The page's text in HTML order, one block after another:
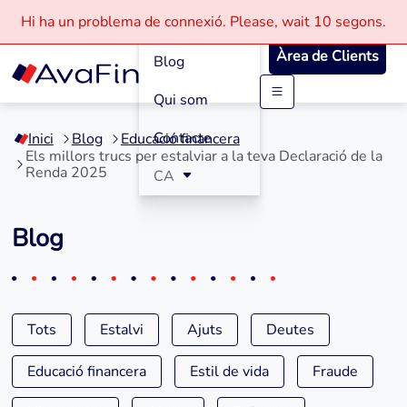
Saltar
contingut
Hi ha un problema de connexió. Please, wait 10 segons.
Blog
Qui som
Contacte
CA
Àrea de Clients
Inici Blog
Educació financera
Els millors trucs per estalviar a la teva Declaració de la
Renda 2025
Blog
Tots Estalvi Ajuts Deutes
Educació financera Estil de vida Fraude